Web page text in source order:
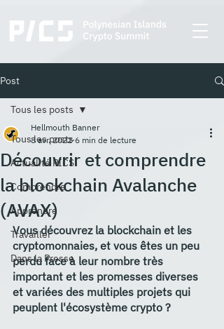
Post
Tous les posts
Actualité PICS
Comprendre
Apprendre
Travailler
Dans la Presse
Tous les posts
Découvrir et comprendre
la blockchain Avalanche
(AVAX)
Hellmouth Banner
8 avr. 2022 6 min de lecture
Vous découvrez la blockchain et les
cryptomonnaies, et vous êtes un peu
perdu face à leur nombre très
important et les promesses diverses
et variées des multiples projets qui
peuplent l'écosystème crypto ?